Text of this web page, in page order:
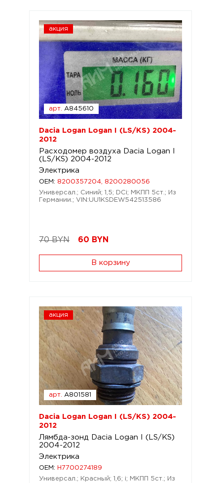
акция
арт. A845610
Dacia Logan Logan I (LS/KS) 2004-
2012
Расходомер воздуха Dacia Logan I
(LS/KS) 2004-2012
Электрика
OEM: 8200357204, 8200280056
Универсал.; Синий; 1,5; DCi; МКПП 5ст.; Из
Германии.; VIN:UU1KSDEW542513586
70 BYN 60 BYN
В корзину
акция
арт. A801581
Dacia Logan Logan I (LS/KS) 2004-
2012
Лямбда-зонд Dacia Logan I (LS/KS)
2004-2012
Электрика
OEM:
H7700274189
Универсал.; Красный; 1,6; i; МКПП 5ст.; Из